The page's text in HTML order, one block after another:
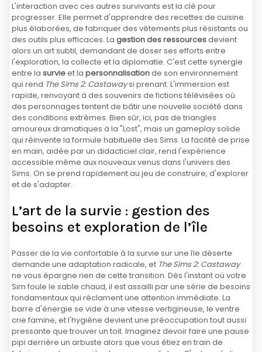
L'interaction avec ces autres survivants est la clé pour
progresser. Elle permet d'apprendre des recettes de cuisine
plus élaborées, de fabriquer des vêtements plus résistants ou
des outils plus efficaces. La gestion des ressourcesdevient
alors un art subtil, demandant de doser ses efforts entre
l'exploration, la collecte et la diplomatie. C'est cette synergie
entre la survieet la personnalisationde son environnement
qui rend The Sims 2: Castawaysi prenant. L'immersion est
rapide, renvoyant à des souvenirs de fictions télévisées où
des personnages tentent de bâtir une nouvelle société dans
des conditions extrêmes. Bien sûr, ici, pas de triangles
amoureux dramatiques à la "Lost", mais un gameplay solide
qui réinvente la formule habituelle des Sims. La facilité de prise
en main, aidée par un didacticiel clair, rend l'expérience
accessible même aux nouveaux venus dans l'univers des
Sims. On se prend rapidement au jeu de construire, d'explorer
et de s'adapter.
L’art de la survie : gestion des
besoins et exploration de l’île
Passer de la vie confortable à la survie sur une île déserte
demande une adaptation radicale, et The Sims 2: Castaway
ne vous épargne rien de cette transition. Dès l'instant où votre
Sim foule le sable chaud, il est assailli par une série de besoins
fondamentaux qui réclament une attention immédiate. La
barre d'énergie se vide à une vitesse vertigineuse, le ventre
crie famine, et l'hygiène devient une préoccupation tout aussi
pressante que trouver un toit. Imaginez devoir faire une pause
pipi derrière un arbuste alors que vous étiez en train de